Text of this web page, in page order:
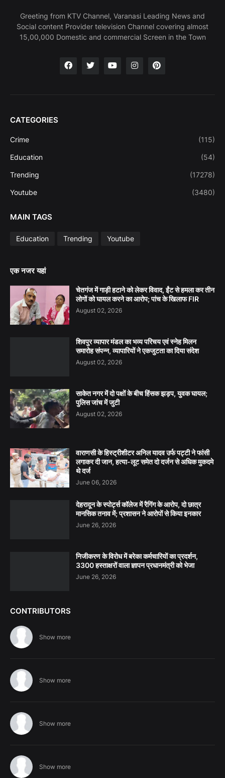
Greeting from KTV Channel, Varanasi Leading News and
Social content Provider television Channel covering almost
15,00,000 Domestic and commercial Screen in the Town
CATEGORIES
Crime (115)
Education (54)
Trending (17278)
Youtube (3480)
MAIN TAGS
Education Trending Youtube
एक नजर यहां
चेतगंज में गाड़ी हटाने को लेकर विवाद, ईंट से हमला कर तीन
लोगों को घायल करने का आरोप; पांच के खिलाफ FIR
August 02, 2026
शिवपुर व्यापार मंडल का भव्य परिचय एवं स्नेह मिलन
समारोह संपन्न, व्यापारियों ने एकजुटता का दिया संदेश
August 02, 2026
साकेत नगर में दो पक्षों के बीच हिंसक झड़प, युवक घायल;
पुलिस जांच में जुटी
August 02, 2026
वाराणसी के हिस्ट्रीशीटर अनिल यादव उर्फ पट्टी ने फांसी
लगाकर दी जान, हत्या-लूट समेत दो दर्जन से अधिक मुकदमे
थे दर्ज
June 06, 2026
देहरादून के स्पोर्ट्स कॉलेज में रैगिंग के आरोप, दो छात्र
मानसिक तनाव में; प्रशासन ने आरोपों से किया इनकार
June 26, 2026
निजीकरण के विरोध में बरेका कर्मचारियों का प्रदर्शन,
3300 हस्ताक्षरों वाला ज्ञापन प्रधानमंत्री को भेजा
June 26, 2026
CONTRIBUTORS
Show more
Show more
Show more
Show more